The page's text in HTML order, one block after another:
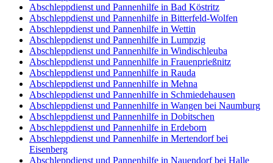
Abschleppdienst und Pannenhilfe in Bad Köstritz
Abschleppdienst und Pannenhilfe in Bitterfeld-Wolfen
Abschleppdienst und Pannenhilfe in Wettin
Abschleppdienst und Pannenhilfe in Lumpzig
Abschleppdienst und Pannenhilfe in Windischleuba
Abschleppdienst und Pannenhilfe in Frauenprießnitz
Abschleppdienst und Pannenhilfe in Rauda
Abschleppdienst und Pannenhilfe in Mehna
Abschleppdienst und Pannenhilfe in Schmiedehausen
Abschleppdienst und Pannenhilfe in Wangen bei Naumburg
Abschleppdienst und Pannenhilfe in Dobitschen
Abschleppdienst und Pannenhilfe in Erdeborn
Abschleppdienst und Pannenhilfe in Mertendorf bei
Eisenberg
Abschleppdienst und Pannenhilfe in Nauendorf bei Halle